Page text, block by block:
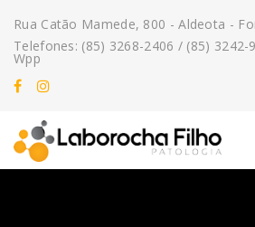
Rua Catão Mamede, 800 - Aldeota -
Telefones: (85) 3268-2406 / (85) 3242-
Wpp